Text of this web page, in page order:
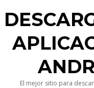
El mejor sitio para